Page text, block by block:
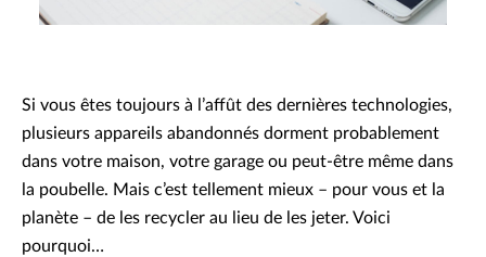
Si vous êtes toujours à l’affût des dernières technologies,
plusieurs appareils abandonnés dorment probablement
dans votre maison, votre garage ou peut-être même dans
la poubelle. Mais c’est tellement mieux – pour vous et la
planète – de les recycler au lieu de les jeter. Voici
pourquoi…